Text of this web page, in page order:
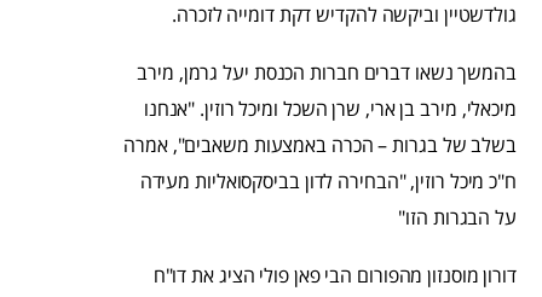
גולדשטיין וביקשה להקדיש דקת דומייה לזכרה.
בהמשך נשאו דברים חברות הכנסת יעל גרמן, מירב
מיכאלי, מירב בן ארי, שרן השכל ומיכל רוזין. "אנחנו
בשלב של בגרות – הכרה באמצעות משאבים", אמרה
ח"כ מיכל רוזין, "הבחירה לדון בביסקסואליות מעידה
על הבגרות הזו"
דורון מוסנזון מהפורום הבי פאן פולי הציג את דו"ח